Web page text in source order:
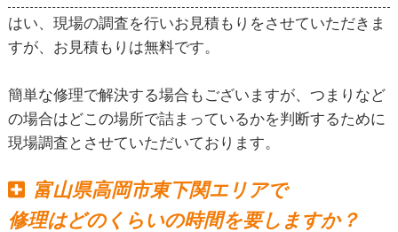
はい、現場の調査を行いお見積もりをさせていただきま
すが、お見積もりは無料です。
簡単な修理で解決する場合もございますが、つまりなど
の場合はどこの場所で詰まっているかを判断するために
現場調査とさせていただいております。
富山県高岡市東下関エリアで
修理はどのくらいの時間を要しますか？